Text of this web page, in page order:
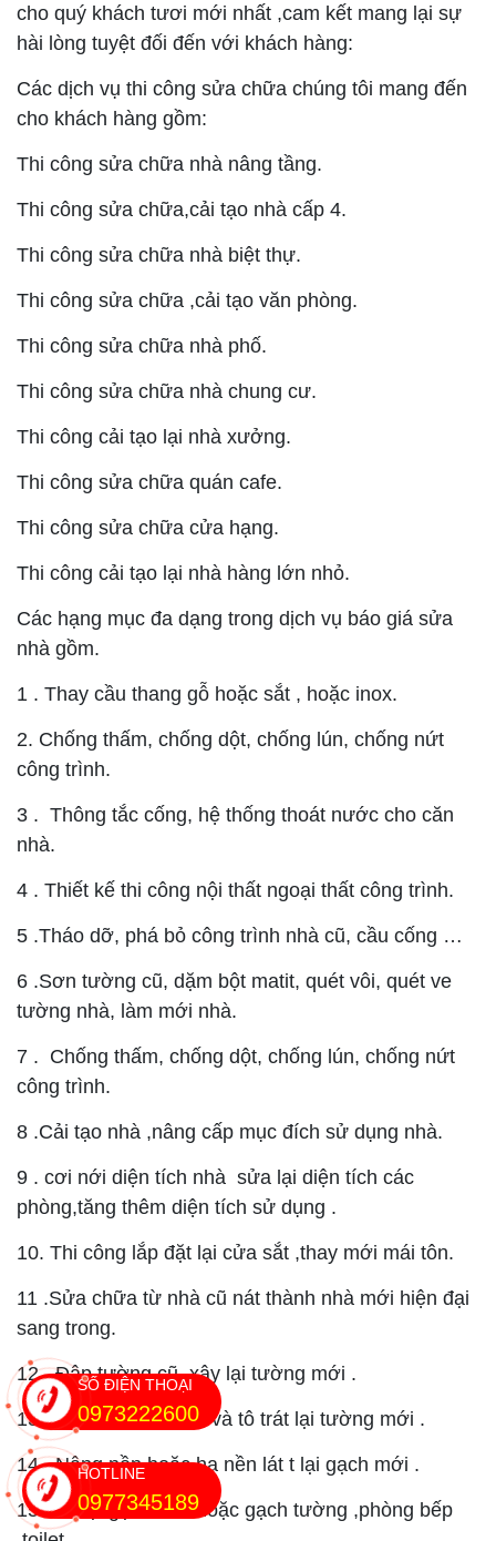
cho quý khách tươi mới nhất ,cam kết mang lại sự
hài lòng tuyệt đối đến với khách hàng:
Các dịch vụ thi công sửa chữa chúng tôi mang đến
cho khách hàng gồm:
Thi công sửa chữa nhà nâng tầng.
Thi công sửa chữa,cải tạo nhà cấp 4.
Thi công sửa chữa nhà biệt thự.
Thi công sửa chữa ,cải tạo văn phòng.
Thi công sửa chữa nhà phố.
Thi công sửa chữa nhà chung cư.
Thi công cải tạo lại nhà xưởng.
Thi công sửa chữa quán cafe.
Thi công sửa chữa cửa hạng.
Thi công cải tạo lại nhà hàng lớn nhỏ.
Các hạng mục đa dạng trong dịch vụ báo giá sửa
nhà gồm.
1 . Thay cầu thang gỗ hoặc sắt , hoặc inox.
2. Chống thấm, chống dột, chống lún, chống nứt
công trình.
3 . Thông tắc cống, hệ thống thoát nước cho căn
nhà.
4 . Thiết kế thi công nội thất ngoại thất công trình.
5 .Tháo dỡ, phá bỏ công trình nhà cũ, cầu cống …
6 .Sơn tường cũ, dặm bột matit, quét vôi, quét ve
tường nhà, làm mới nhà.
7 . Chống thấm, chống dột, chống lún, chống nứt
công trình.
8 .Cải tạo nhà ,nâng cấp mục đích sử dụng nhà.
9 . cơi nới diện tích nhà sửa lại diện tích các
phòng,tăng thêm diện tích sử dụng .
10. Thi công lắp đặt lại cửa sắt ,thay mới mái tôn.
11 .Sửa chữa từ nhà cũ nát thành nhà mới hiện đại
sang trong.
12 . Đập tường cũ ,xây lại tường mới .
13. Đục lớp tường cũ và tô trát lại tường mới .
14. Nâng nền hoặc hạ nền lát t lại gạch mới .
15. Lót lại gạch nền hoặc gạch tường ,phòng bếp
HOTLINE
0977345189
SỐ ĐIỆN THOẠI
0973222600